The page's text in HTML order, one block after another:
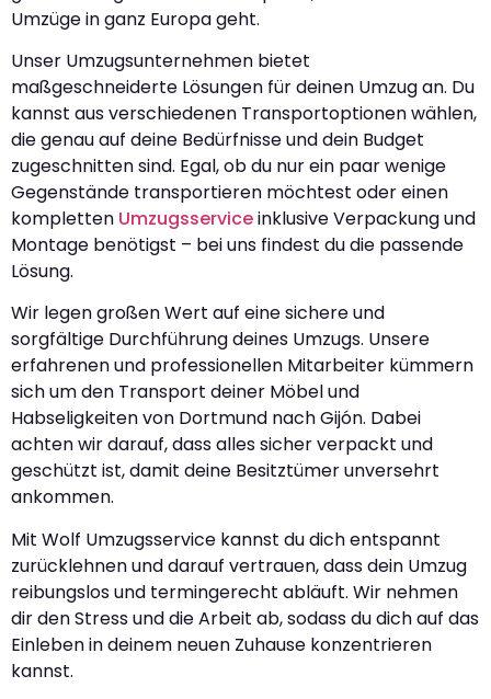
Umzüge in ganz Europa geht.
Unser Umzugsunternehmen bietet
maßgeschneiderte Lösungen für deinen Umzug an. Du
kannst aus verschiedenen Transportoptionen wählen,
die genau auf deine Bedürfnisse und dein Budget
zugeschnitten sind. Egal, ob du nur ein paar wenige
Gegenstände transportieren möchtest oder einen
kompletten Umzugsserviceinklusive Verpackung und
Montage benötigst – bei uns findest du die passende
Lösung.
Wir legen großen Wert auf eine sichere und
sorgfältige Durchführung deines Umzugs. Unsere
erfahrenen und professionellen Mitarbeiter kümmern
sich um den Transport deiner Möbel und
Habseligkeiten von Dortmund nach Gijón. Dabei
achten wir darauf, dass alles sicher verpackt und
geschützt ist, damit deine Besitztümer unversehrt
ankommen.
Mit Wolf Umzugsservice kannst du dich entspannt
zurücklehnen und darauf vertrauen, dass dein Umzug
reibungslos und termingerecht abläuft. Wir nehmen
dir den Stress und die Arbeit ab, sodass du dich auf das
Einleben in deinem neuen Zuhause konzentrieren
kannst.